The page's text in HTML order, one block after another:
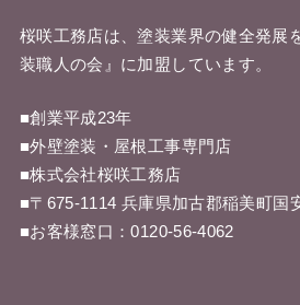
桜咲工務店は、塗装業界の健全発展
装職人の会 』に加盟しています。
■創業平成23年
■外壁塗装・屋根工事専門店
■株式会社桜咲工務店
■〒675-1114 兵庫県加古郡稲美町国
■お客様窓口：0120-56-4062